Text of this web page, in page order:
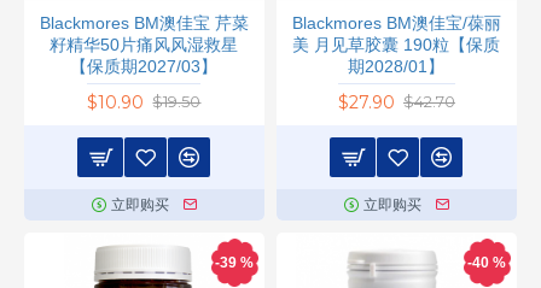
Blackmores BM澳佳宝 芹菜
籽精华50片痛风风湿救星
【保质期2027/03】
$10.90 $19.50
立即购买
Blackmores BM澳佳宝/葆丽
美 月见草胶囊 190粒【保质
期2028/01】
$27.90 $42.70
立即购买
-39 % -40 %